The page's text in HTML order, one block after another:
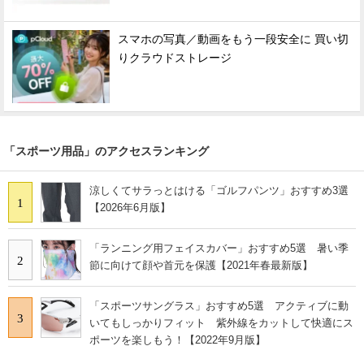
スマホの写真／動画をもう一段安全に 買い切
りクラウドストレージ
「スポーツ用品」のアクセスランキング
1
涼しくてサラっとはける「ゴルフパンツ」おすすめ3選
【2026年6月版】
2
「ランニング用フェイスカバー」おすすめ5選 暑い季
節に向けて顔や首元を保護【2021年春最新版】
3
「スポーツサングラス」おすすめ5選 アクティブに動
いてもしっかりフィット 紫外線をカットして快適にス
ポーツを楽しもう！【2022年9月版】